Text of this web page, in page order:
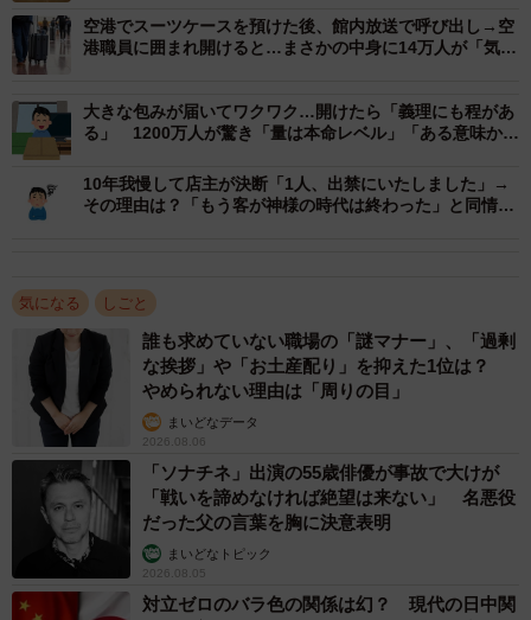
灼熱職場にはまさにアイス！（りょさん提供）
投稿後は、「うちも配ってます！」「真夏の現場でのガリ
ガリ君は忘れられない」「アイスがあると士気が上がる」
といった共感コメントが殺到。中には「勤務時間中に食べ
てます」「アイスの銘柄談義が始まった」などの声も寄せ
られました。
りょさんは「元の炎上がアイスの冷たさで鎮火した感じ。
『いい会社だ』と言ってもらえてうれしかった」と語りま
空港でスーツケースを預けた後、館内放送で呼び出し→空
港職員に囲まれ開けると…まさかの中身に14万人が「気持
大きな包みが届いてワクワク…開けたら「義理にも程があ
る」 1200万人が驚き「量は本命レベル」「ある意味かな
10年我慢して店主が決断「1人、出禁にいたしました」→
その理由は？「もう客が神様の時代は終わった」と同情の
気になる しごと
誰も求めていない職場の「謎マナー」、「過剰
な挨拶」や「お土産配り」を抑えた1位は？
やめられない理由は「周りの目」
まいどなデータ
2026.08.06
「ソナチネ」出演の55歳俳優が事故で大けが
「戦いを諦めなければ絶望は来ない」 名悪役
だった父の言葉を胸に決意表明
まいどなトピック
2026.08.05
対立ゼロのバラ色の関係は幻？ 現代の日中関